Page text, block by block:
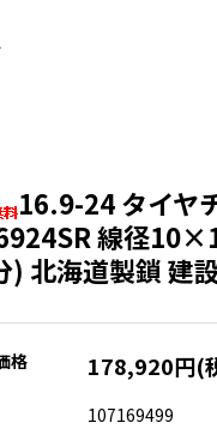
16.9-24 タイヤ
線径
) 北海道製鎖 建
格 178,920円(
107169499